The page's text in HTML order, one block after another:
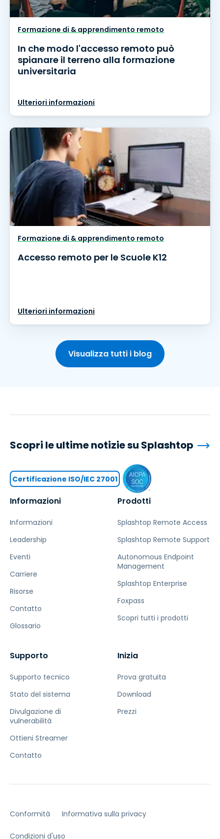
Formazione di & apprendimento remoto
In che modo l'accesso remoto può
spianare il terreno alla formazione
universitaria
Ulteriori informazioni
Formazione di & apprendimento remoto
Accesso remoto per le Scuole K12
Ulteriori informazioni
Visualizza tutti i blog
Informazioni
Informazioni
Leadership
Eventi
Carriere
Risorse
Contatto
Glossario
Prodotti
Splashtop Remote Access
Splashtop Remote Support
Autonomous Endpoint
Management
Splashtop Enterprise
Foxpass
Scopri tutti i prodotti
Supporto
Supporto tecnico
Stato del sistema
Divulgazione di
vulnerabilità
Ottieni Streamer
Contatto
Inizia
Prova gratuita
Download
Prezzi
Scopri le ultime notizie su Splashtop
Certificazione ISO/IEC 27001
Conformità Informativa sulla privacy
Condizioni d'uso